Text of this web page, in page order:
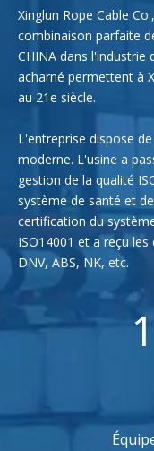
Xinglun Rope Cable
combinaison parfaite
CHINA dans l'industrie
acharné permettent à
au 21e siècle.
L'entreprise dispose
moderne. L'usine a
gestion de la qualité
système de santé et
certification du
ISO14001 et a reçu
DNV, ABS, NK, etc.